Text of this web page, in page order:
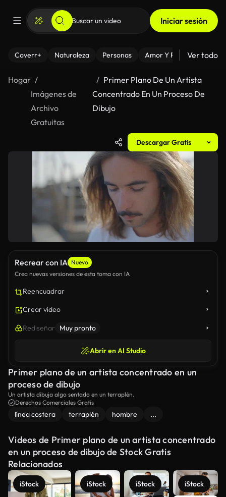
Iniciar sesión
Coverr+ Naturaleza Personas Amor Y Relaciones
Ver todo
Hogar
Imágenes de
Archivo
Gratuitas
Primer Plano De Un Artista
Concentrado En Un Proceso De
Dibujo
Descargar Gratis
Recrear con IA Nuevo
Crea nuevas versiones de esta toma con IA
Reencuadrar
Crear vídeo
Rediseñar Muy pronto
Abrir en AI Studio
Primer plano de un artista concentrado en un
proceso de dibujo
Un artista dibuja algo sentado en un terraplén.
Derechos Comerciales Gratis
línea costera terraplén hombre ...
Videos de Primer plano de un artista concentrado
en un proceso de dibujo de Stock Gratis
Relacionados
iStock iStock iStock iStock